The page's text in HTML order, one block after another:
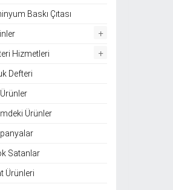
Baskı Çıtası
+
Hizmetleri +
Defteri
Ürünler
Satanlar
Ürünleri